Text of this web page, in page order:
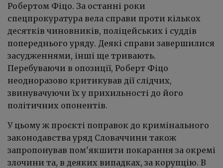
Робертом Фіцо. За останні роки
спецпрокуратура вела справи проти кількох
десятків чиновників, поліцейських і суддів
попереднього уряду. Деякі справи завершилися
засудженнями, інші ще тривають.
Перебуваючи в опозиції, Роберт Фіцо
неодноразово критикував дії слідчих,
звинувачуючи їх у прихильності до його
політичних опонентів.
У цьому ж проєкті поправок до кримінального
законодавства уряд Словаччини також
запропонував пом'якшити покарання за окремі
злочини та, в деяких випадках, за корупцію. В